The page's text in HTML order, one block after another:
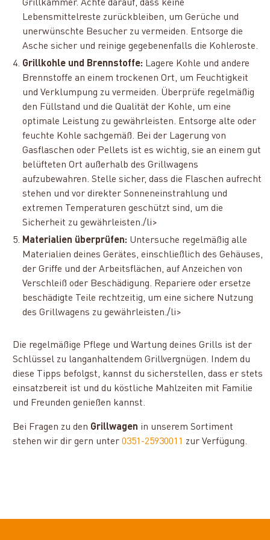
Grillkammer. Achte darauf, dass keine
Lebensmittelreste zurückbleiben, um Gerüche und
unerwünschte Besucher zu vermeiden. Entsorge die
Asche sicher und reinige gegebenenfalls die Kohleroste.
Grillkohle und Brennstoffe: Lagere Kohle und andere
Brennstoffe an einem trockenen Ort, um Feuchtigkeit
und Verklumpung zu vermeiden. Überprüfe regelmäßig
den Füllstand und die Qualität der Kohle, um eine
optimale Leistung zu gewährleisten. Entsorge alte oder
feuchte Kohle sachgemäß. Bei der Lagerung von
Gasflaschen oder Pellets ist es wichtig, sie an einem gut
belüfteten Ort außerhalb des Grillwagens
aufzubewahren. Stelle sicher, dass die Flaschen aufrecht
stehen und vor direkter Sonneneinstrahlung und
extremen Temperaturen geschützt sind, um die
Sicherheit zu gewährleisten./li>
Materialien überprüfen: Untersuche regelmäßig alle
Materialien deines Gerätes, einschließlich des Gehäuses,
der Griffe und der Arbeitsflächen, auf Anzeichen von
Verschleiß oder Beschädigung. Repariere oder ersetze
beschädigte Teile rechtzeitig, um eine sichere Nutzung
des Grillwagens zu gewährleisten./li>
Die regelmäßige Pflege und Wartung deines Grills ist der
Schlüssel zu langanhaltendem Grillvergnügen. Indem du
diese Tipps befolgst, kannst du sicherstellen, dass er stets
einsatzbereit ist und du köstliche Mahlzeiten mit Familie
und Freunden genießen kannst.
Bei Fragen zu den Grillwagen in unserem Sortiment
stehen wir dir gern unter0351-25930011 zur Verfügung.